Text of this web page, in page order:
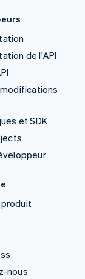
de l'API
et SDK
nous